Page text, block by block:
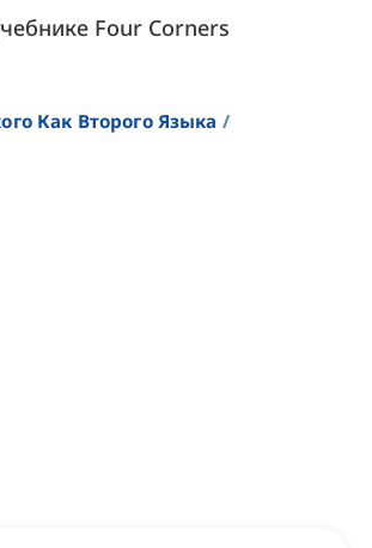
Four Corners
Как Второго Языка